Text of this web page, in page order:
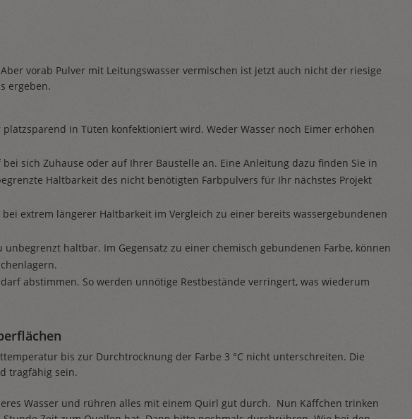
vorab Pulver mit Leitungswasser vermischen ist jetzt auch nicht der riesige
ergeben.
platzsparend in Tüten konfektioniert wird. Weder Wasser noch Eimer erhöhen
sich Zuhause oder auf Ihrer Baustelle an. Eine Anleitung dazu finden Sie in
Haltbarkeit des nicht benötigten Farbpulvers für Ihr nächstes Projekt
extrem längerer Haltbarkeit im Vergleich zu einer bereits wassergebundenen
haltbar. Im Gegensatz zu einer chemisch gebundenen Farbe, können
abstimmen. So werden unnötige Restbestände verringert, was wiederum
bis zur Durchtrocknung der Farbe 3 °C nicht unterschreiten. Die
tragfähig sein.
Wasser und rühren alles mit einem Quirl gut durch. Nun Käffchen trinken